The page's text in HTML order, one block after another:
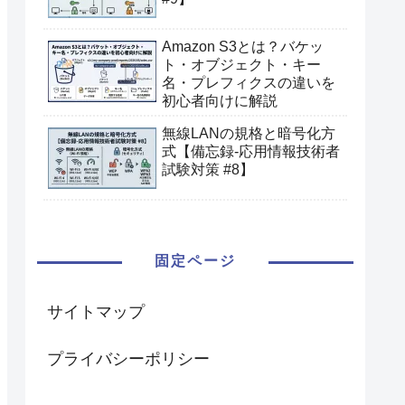
Amazon S3とは？バケッ
ト・オブジェクト・キー
名・プレフィクスの違いを
初心者向けに解説
無線LANの規格と暗号化方
式【備忘録-応用情報技術者
試験対策 #8】
固定ページ
サイトマップ
プライバシーポリシー